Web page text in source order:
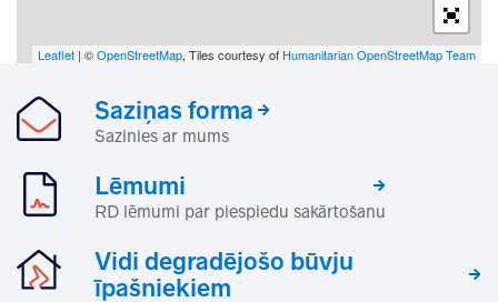
Leaflet | ©OpenStreetMap, Tiles courtesy of Humanitarian OpenStreetMap Team
Saziņas forma
Sazinies ar mums
Lēmumi
RD lēmumi par piespiedu sakārtošanu
Vidi degradējošo būvju
īpašniekiem